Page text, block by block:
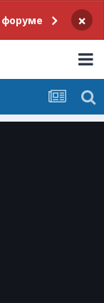
форуме ×